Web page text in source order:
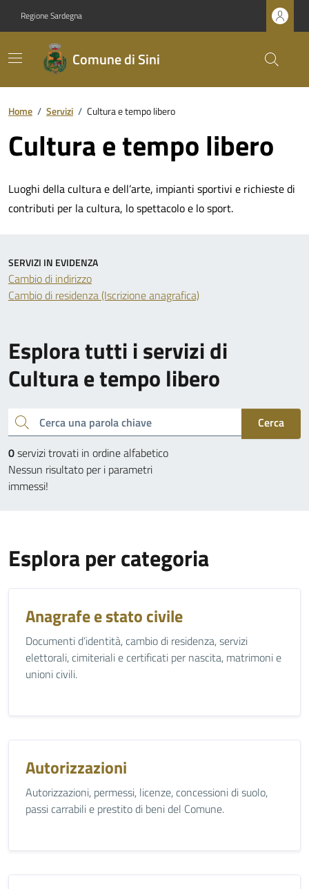
Regione Sardegna
Comune di Sini
Home / Servizi / Cultura e tempo libero
Cultura e tempo libero
Luoghi della cultura e dell’arte, impianti sportivi e richieste di
contributi per la cultura, lo spettacolo e lo sport.
Esplora tutti i servizi di
Cultura e tempo libero
Cerca una parola chiave
Cerca
0servizi trovati in ordine alfabetico
Nessun risultato per i parametri
immessi!
SERVIZI IN EVIDENZA
Cambio di indirizzo
Cambio di residenza (Iscrizione anagrafica)
Esplora per categoria
Anagrafe e stato civile
Documenti d’identità, cambio di residenza, servizi
elettorali, cimiteriali e certificati per nascita, matrimoni e
unioni civili.
Autorizzazioni
Autorizzazioni, permessi, licenze, concessioni di suolo,
passi carrabili e prestito di beni del Comune.